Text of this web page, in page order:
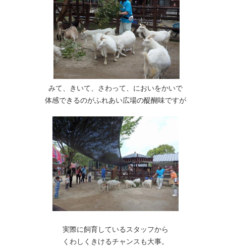
みて、きいて、さわって、においをかいで
体感できるのがふれあい広場の醍醐味ですが
実際に飼育しているスタッフから
くわしくきけるチャンスも大事。